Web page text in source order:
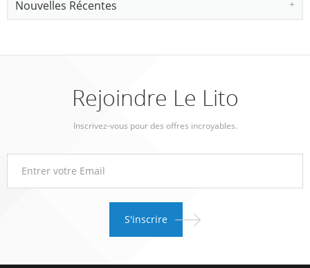
Nouvelles Récentes
Rejoindre Le Lito
Inscrivez-vous pour des offres incroyables.